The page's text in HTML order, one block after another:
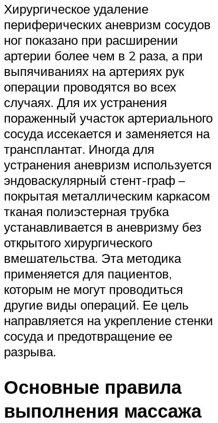
Хирургическое удаление
периферических аневризм сосудов
ног показано при расширении
артерии более чем в 2 раза, а при
выпячиваниях на артериях рук
операции проводятся во всех
случаях. Для их устранения
пораженный участок артериального
сосуда иссекается и заменяется на
трансплантат. Иногда для
устранения аневризм используется
эндоваскулярный стент-граф –
покрытая металлическим каркасом
тканая полиэстерная трубка
устанавливается в аневризму без
открытого хирургического
вмешательства. Эта методика
применяется для пациентов,
которым не могут проводиться
другие виды операций. Ее цель
направляется на укрепление стенки
сосуда и предотвращение ее
разрыва.
Основные правила
выполнения массажа